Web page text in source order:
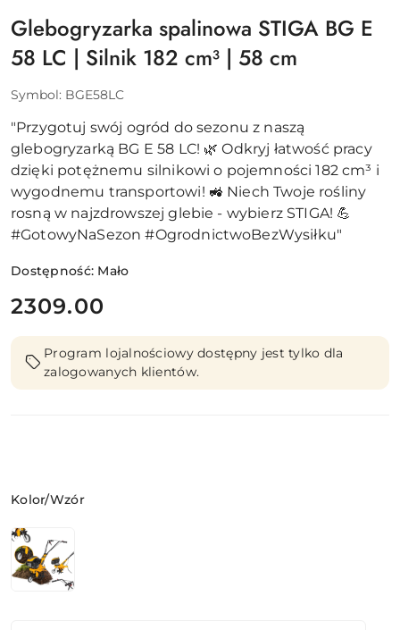
Glebogryzarka spalinowa STIGA BG E
58 LC | Silnik 182 cm³ | 58 cm
Symbol: BGE58LC
"Przygotuj swój ogród do sezonu z naszą
glebogryzarką BG E 58 LC! 🌿 Odkryj łatwość pracy
dzięki potężnemu silnikowi o pojemności 182 cm³ i
wygodnemu transportowi! 🚜 Niech Twoje rośliny
rosną w najzdrowszej glebie - wybierz STIGA! 💪
#GotowyNaSezon #OgrodnictwoBezWysiłku"
Dostępność: Mało
cena:
2309.00
Program lojalnościowy dostępny jest tylko dla
zalogowanych klientów.
Wariant
Kolor/Wzór